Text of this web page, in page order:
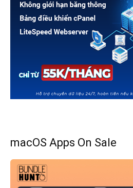
macOS Apps On Sale